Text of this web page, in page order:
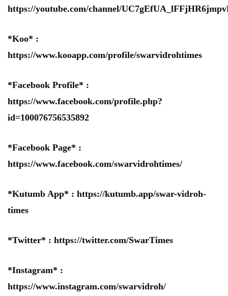
https://youtube.com/channel/
*Koo* :
https://www.kooapp.com/profile/swarvidrohtimes
*Facebook Profile* :
https://www.facebook.com/profile.php?
id=100076756535892
*Facebook Page* :
https://www.facebook.com/swarvidrohtimes/
*Kutumb App* : https://kutumb.app/swar-vidroh-
times
*Twitter* : https://twitter.com/SwarTimes
*Instagram* :
https://www.instagram.com/swarvidroh/